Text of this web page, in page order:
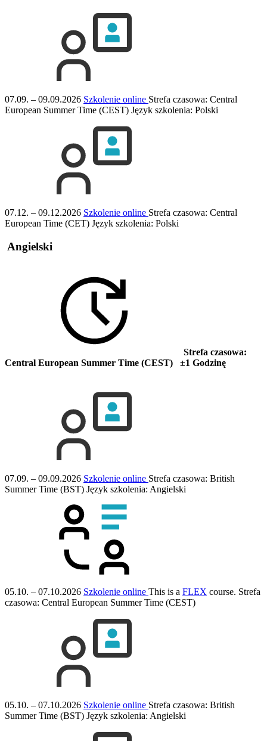
07.09. – 09.09.2026 Szkolenie online Strefa czasowa: Central
European Summer Time (CEST) Język szkolenia: Polski
07.12. – 09.12.2026 Szkolenie online Strefa czasowa: Central
European Time (CET) Język szkolenia: Polski
Angielski
Strefa czasowa:
Central European Summer Time (CEST) ±1 Godzinę
07.09. – 09.09.2026 Szkolenie online Strefa czasowa: British
Summer Time (BST) Język szkolenia: Angielski
05.10. – 07.10.2026 Szkolenie online This is a FLEX course. Strefa
czasowa: Central European Summer Time (CEST)
05.10. – 07.10.2026 Szkolenie online Strefa czasowa: British
Summer Time (BST) Język szkolenia: Angielski